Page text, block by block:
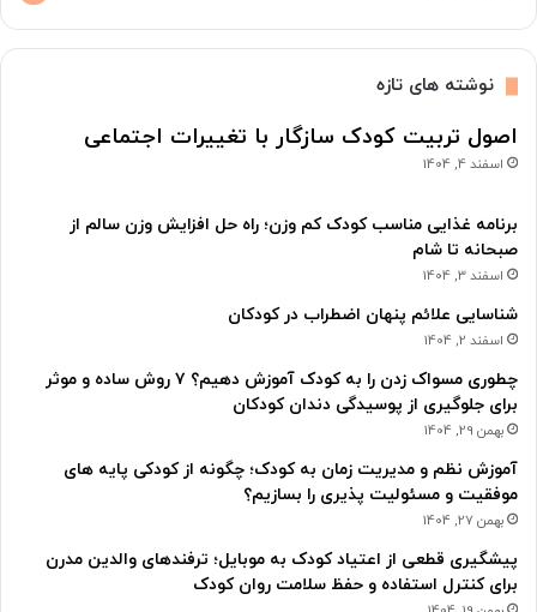
نوشته های تازه
اصول تربیت کودک سازگار با تغییرات اجتماعی
اسفند 4, 1404
برنامه غذایی مناسب کودک کم وزن؛ راه حل افزایش وزن سالم از
صبحانه تا شام
اسفند 3, 1404
شناسایی علائم پنهان اضطراب در کودکان
اسفند 2, 1404
چطوری مسواک زدن را به کودک آموزش دهیم؟ ۷ روش ساده و موثر
برای جلوگیری از پوسیدگی دندان کودکان
بهمن 29, 1404
آموزش نظم و مدیریت زمان به کودک؛ چگونه از کودکی پایه های
موفقیت و مسئولیت پذیری را بسازیم؟
بهمن 27, 1404
پیشگیری قطعی از اعتیاد کودک به موبایل؛ ترفندهای والدین مدرن
برای کنترل استفاده و حفظ سلامت روان کودک